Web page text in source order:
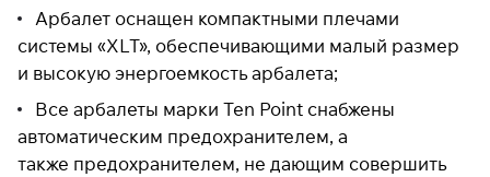
Арбалет оснащен компактными плечами
системы «XLT», обеспечивающими малый размер
и высокую энергоемкость арбалета;
Все арбалеты марки Ten Point снабжены
автоматическим предохранителем, а
также предохранителем, не дающим совершить
25
недели
8 800 302-02-51
plait.ru